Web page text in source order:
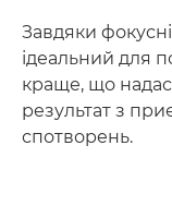
Завдяки
ідеальний для
краще, що
результат з
спотворень.